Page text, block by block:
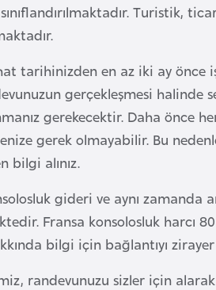
Turistik,
tarihinizden en az iki ay önce
gerçekleşmesi halinde
gerekecektir. Daha
gerek olmayabilir. Bu
bilgi alınız.
gideri ve aynı
Fransa konsolosluk harcı
bilgi için bağlantıyı
randevunuzu sizler için